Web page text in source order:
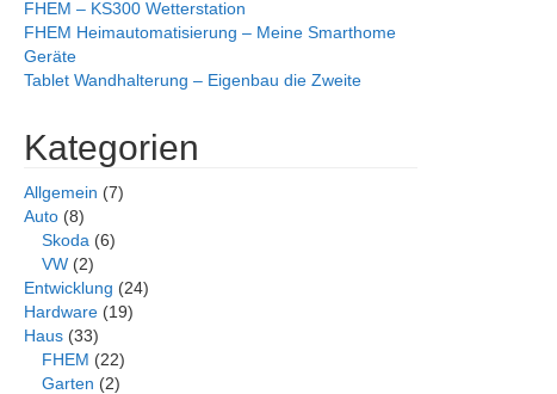
FHEM – KS300 Wetterstation
FHEM Heimautomatisierung – Meine Smarthome
Geräte
Tablet Wandhalterung – Eigenbau die Zweite
Kategorien
Allgemein (7)
Auto (8)
Skoda (6)
VW (2)
Entwicklung (24)
Hardware (19)
Haus (33)
FHEM (22)
Garten (2)